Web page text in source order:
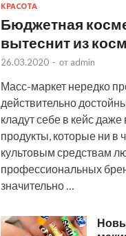
КРАСОТА
Бюджетная
вытеснит из
26.03.2020 - от admin
Масс-маркет нередко
действительно
кладут себе в кейс
продукты, которые ни в
культовым средствам
профессиональных
значительно …